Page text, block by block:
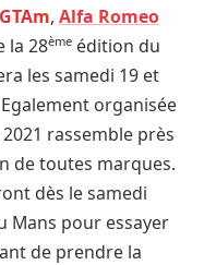
, Alfa Romeo
la 28ème édition du
les samedi 19 et
organisée
rassemble près
de toutes marques.
dès le samedi
Mans pour essayer
de prendre la